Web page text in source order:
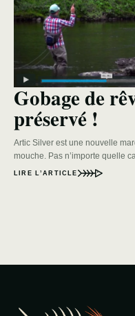
Gobage de
préservé !
Artic Silver est une nouvelle
mouche. Pas n’importe quelle
LIRE L’ARTICLE